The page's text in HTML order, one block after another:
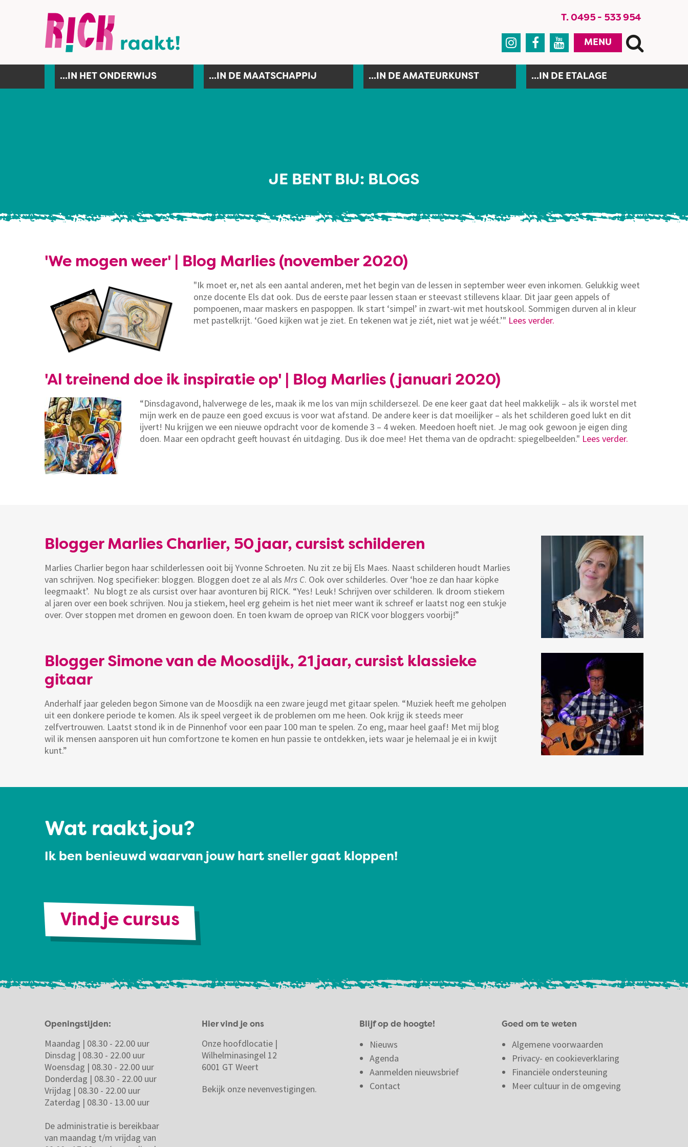
T. 0495 - 533 954
   MENU
...IN HET ONDERWIJS ...IN DE MAATSCHAPPIJ ...IN DE AMATEURKUNST ...IN DE ETALAGE
JE BENT BIJ: BLOGS
'We mogen weer' | Blog Marlies (november 2020)
"Ik moet er, net als een aantal anderen, met het begin van de lessen in september weer even inkomen. Gelukkig weet
onze docente Els dat ook. Dus de eerste paar lessen staan er steevast stillevens klaar. Dit jaar geen appels of
pompoenen, maar maskers en paspoppen. Ik start ‘simpel’ in zwart-wit met houtskool. Sommigen durven al in kleur
met pastelkrijt. ‘Goed kijken wat je ziet. En tekenen wat je ziét, niet wat je wéét.’" Lees verder.
'Al treinend doe ik inspiratie op' | Blog Marlies (januari 2020)
“Dinsdagavond, halverwege de les, maak ik me los van mijn schildersezel. De ene keer gaat dat heel makkelijk – als ik worstel met
mijn werk en de pauze een goed excuus is voor wat afstand. De andere keer is dat moeilijker – als het schilderen goed lukt en dit
ijvert! Nu krijgen we een nieuwe opdracht voor de komende 3 – 4 weken. Meedoen hoeft niet. Je mag ook gewoon je eigen ding
doen. Maar een opdracht geeft houvast én uitdaging. Dus ik doe mee! Het thema van de opdracht: spiegelbeelden." Lees verder.
Blogger Marlies Charlier, 50 jaar, cursist schilderen
Marlies Charlier begon haar schilderlessen ooit bij Yvonne Schroeten. Nu zit ze bij Els Maes. Naast schilderen houdt Marlies
van schrijven. Nog specifieker: bloggen. Bloggen doet ze al als Mrs C. Ook over schilderles. Over ‘hoe ze dan haar köpke
leegmaakt’. Nu blogt ze als cursist over haar avonturen bij RICK. “Yes! Leuk! Schrijven over schilderen. Ik droom stiekem
al jaren over een boek schrijven. Nou ja stiekem, heel erg geheim is het niet meer want ik schreef er laatst nog een stukje
over. Over stoppen met dromen en gewoon doen. En toen kwam de oproep van RICK voor bloggers voorbij!”
Blogger Simone van de Moosdijk, 21 jaar, cursist klassieke
gitaar
Anderhalf jaar geleden begon Simone van de Moosdijk na een zware jeugd met gitaar spelen. “Muziek heeft me geholpen
uit een donkere periode te komen. Als ik speel vergeet ik de problemen om me heen. Ook krijg ik steeds meer
zelfvertrouwen. Laatst stond ik in de Pinnenhof voor een paar 100 man te spelen. Zo eng, maar heel gaaf! Met mij blog
wil ik mensen aansporen uit hun comfortzone te komen en hun passie te ontdekken, iets waar je helemaal je ei in kwijt
kunt.”
Wat raakt jou?
Ik ben benieuwd waarvan jouw hart sneller gaat kloppen!
Vind je cursus
Openingstijden:
Maandag | 08.30 - 22.00 uur
Dinsdag | 08.30 - 22.00 uur
Woensdag | 08.30 - 22.00 uur
Donderdag | 08.30 - 22.00 uur
Vrijdag | 08.30 - 22.00 uur
Zaterdag | 08.30 - 13.00 uur
De administratie is bereikbaar
van maandag t/m vrijdag van
Hier vind je ons
Onze hoofdlocatie |
Wilhelminasingel 12
6001 GT Weert
Bekijk onze nevenvestigingen.
Blijf op de hoogte!
Nieuws
Agenda
Aanmelden nieuwsbrief
Contact
Goed om te weten
Algemene voorwaarden
Privacy- en cookieverklaring
Financiële ondersteuning
Meer cultuur in de omgeving